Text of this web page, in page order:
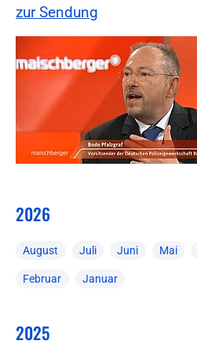
zur Sendung
2026
August Juli Juni Mai
Februar Januar
2025